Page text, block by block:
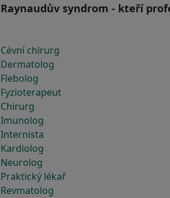
Raynaudův syndrom - kteří
Cévní chirurg
Dermatolog
Flebolog
Fyzioterapeut
Chirurg
Imunolog
Internista
Kardiolog
Neurolog
Praktický lékař
Revmatolog